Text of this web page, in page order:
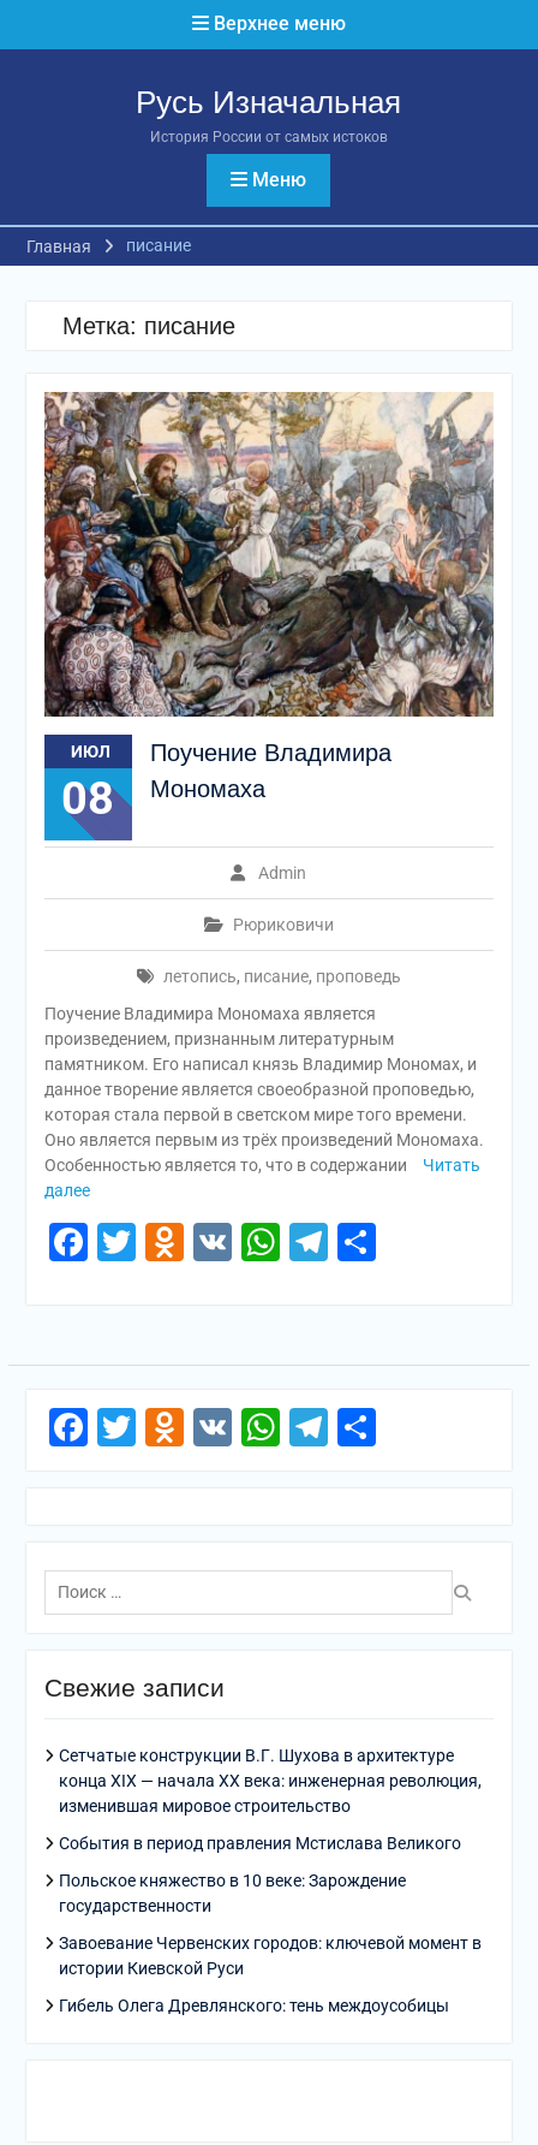
Верхнее меню
Русь Изначальная
История России от самых истоков
Меню
Главная писание
Метка: писание
ИЮЛ
08
Поучение Владимира
Мономаха
Admin
Рюриковичи
летопись, писание, проповедь
Поучение Владимира Мономаха является
произведением, признанным литературным
памятником. Его написал князь Владимир Мономах, и
данное творение является своеобразной проповедью,
которая стала первой в светском мире того времени.
Оно является первым из трёх произведений Мономаха.
Особенностью является то, что в содержании
Читать
далее
Facebook
Twitter
Odnoklassniki
VKWhatsApp
Telegram
Facebook
Twitter
Odnoklassniki
VKWhatsApp
Telegram
Поиск
по:
Свежие записи
Сетчатые конструкции В.Г. Шухова в архитектуре
конца XIX — начала XX века: инженерная революция,
изменившая мировое строительство
События в период правления Мстислава Великого
Польское княжество в 10 веке: Зарождение
государственности
Завоевание Червенских городов: ключевой момент в
истории Киевской Руси
Гибель Олега Древлянского: тень междоусобицы